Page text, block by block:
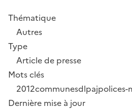
Thématique
Autres
Type
Article de presse
Mots clés
2012communesdlpajpolices-
Dernière mise à jour